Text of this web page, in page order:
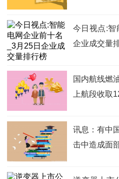
今日视点:智
企业成交量
国内航线燃
上航段收取
讯息：有中
击中造成面